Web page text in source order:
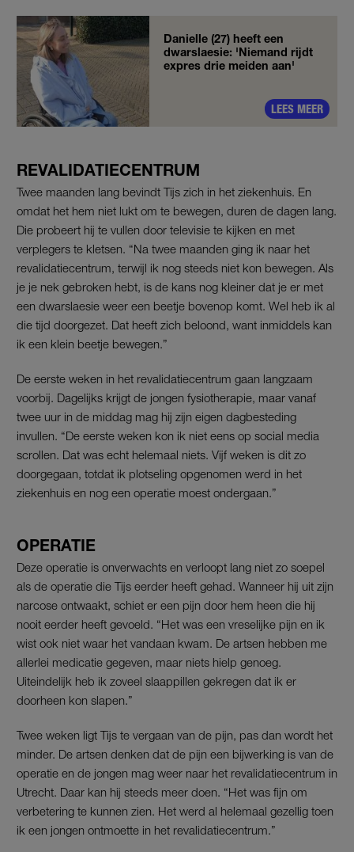
Danielle (27) heeft een
dwarslaesie: 'Niemand rijdt
expres drie meiden aan'
LEES MEER
REVALIDATIECENTRUM
Twee maanden lang bevindt Tijs zich in het ziekenhuis. En
omdat het hem niet lukt om te bewegen, duren de dagen lang.
Die probeert hij te vullen door televisie te kijken en met
verplegers te kletsen. “Na twee maanden ging ik naar het
revalidatiecentrum, terwijl ik nog steeds niet kon bewegen. Als
je je nek gebroken hebt, is de kans nog kleiner dat je er met
een dwarslaesie weer een beetje bovenop komt. Wel heb ik al
die tijd doorgezet. Dat heeft zich beloond, want inmiddels kan
ik een klein beetje bewegen.”
De eerste weken in het revalidatiecentrum gaan langzaam
voorbij. Dagelijks krijgt de jongen fysiotherapie, maar vanaf
twee uur in de middag mag hij zijn eigen dagbesteding
invullen. “De eerste weken kon ik niet eens op social media
scrollen. Dat was echt helemaal niets. Vijf weken is dit zo
doorgegaan, totdat ik plotseling opgenomen werd in het
ziekenhuis en nog een operatie moest ondergaan.”
OPERATIE
Deze operatie is onverwachts en verloopt lang niet zo soepel
als de operatie die Tijs eerder heeft gehad. Wanneer hij uit zijn
narcose ontwaakt, schiet er een pijn door hem heen die hij
nooit eerder heeft gevoeld. “Het was een vreselijke pijn en ik
wist ook niet waar het vandaan kwam. De artsen hebben me
allerlei medicatie gegeven, maar niets hielp genoeg.
Uiteindelijk heb ik zoveel slaappillen gekregen dat ik er
doorheen kon slapen.”
Twee weken ligt Tijs te vergaan van de pijn, pas dan wordt het
minder. De artsen denken dat de pijn een bijwerking is van de
operatie en de jongen mag weer naar het revalidatiecentrum in
Utrecht. Daar kan hij steeds meer doen. “Het was fijn om
verbetering te kunnen zien. Het werd al helemaal gezellig toen
ik een jongen ontmoette in het revalidatiecentrum.”